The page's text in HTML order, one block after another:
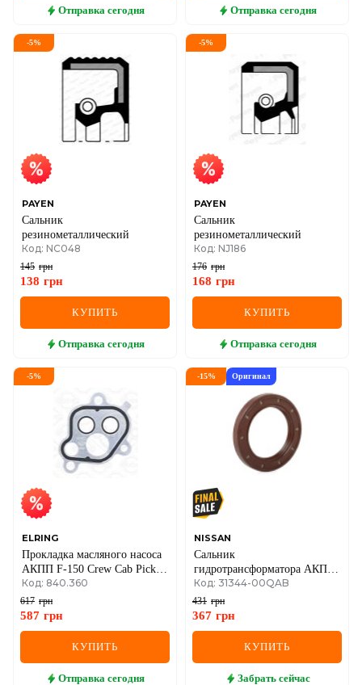
Отправка сегодня Отправка сегодня
-5%
PAYEN
Сальник
резинометаллический
Код: NC048
145 грн
138 грн
КУПИТЬ
Отправка сегодня
-5%
PAYEN
Сальник
резинометаллический
Код: NJ186
176 грн
168 грн
КУПИТЬ
Отправка сегодня
-5%
ELRING
Прокладка масляного насоса
АКПП F-150 Crew Cab Pickup
3.5 4WD 14-
Код: 840.360
617 грн
587 грн
КУПИТЬ
Отправка сегодня
-15% Оригинал
NISSAN
Сальник
гидротрансформатора АКПП
(54.5x72x6.5) Renault Megane
II / Scenic II / Clio II + III
Код: 31344-00QAB
431 грн
367 грн
КУПИТЬ
Забрать сейчас